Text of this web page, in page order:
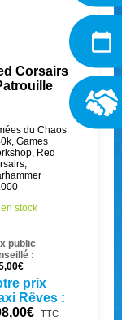
Corsairs
du Chaos
,Games
, Red
,
stock
public
:
€
prix
Rêves :
€ TTC